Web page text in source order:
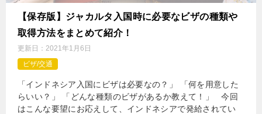
【保存版】ジャカルタ入国時に必要なビザの種類や
取得方法をまとめて紹介！
更新日： 2021年1月6日
ビザ/交通
「インドネシア入国にビザは必要なの？」 「何を用意した
らいい？」 「どんな種類のビザがあるか教えて！」 今回
はこんな要望にお応えして、インドネシアで発給されてい